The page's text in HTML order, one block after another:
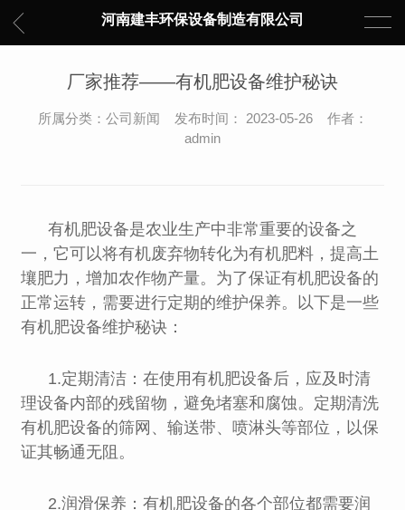
河南建丰环保设备制造有限公司
厂家推荐——有机肥设备维护秘诀
所属分类：公司新闻 发布时间： 2023-05-26 作者：
admin
有机肥设备是农业生产中非常重要的设备之
一，它可以将有机废弃物转化为有机肥料，提高土
壤肥力，增加农作物产量。为了保证有机肥设备的
正常运转，需要进行定期的维护保养。以下是一些
有机肥设备维护秘诀：
1.定期清洁：在使用有机肥设备后，应及时清
理设备内部的残留物，避免堵塞和腐蚀。定期清洗
有机肥设备的筛网、输送带、喷淋头等部位，以保
证其畅通无阻。
2.润滑保养：有机肥设备的各个部位都需要润